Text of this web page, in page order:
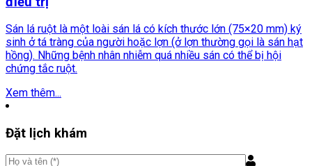
Sán lá ruột là một loài sán lá có kích thước lớn (75×20 mm) ký
sinh ở tá tràng của người hoặc lợn (ở lợn thường gọi là sán hạt
hồng). Những bệnh nhân nhiễm quá nhiều sán có thể bị hội
chứng tắc ruột.
Xem thêm...
Đặt lịch khám